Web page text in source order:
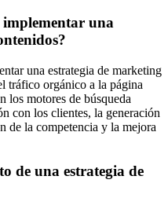
implementar una
una estrategia de marketing
tráfico orgánico a la página
los motores de búsqueda
con los clientes, la generación
de la competencia y la mejora
de una estrategia de